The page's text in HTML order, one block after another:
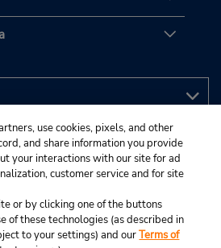
use cookies, pixels, and other
and share information you provide
your interactions with our site for ad
customer service and for site
or by clicking one of the buttons
of these technologies (as described in
to your settings) and ourTerms of